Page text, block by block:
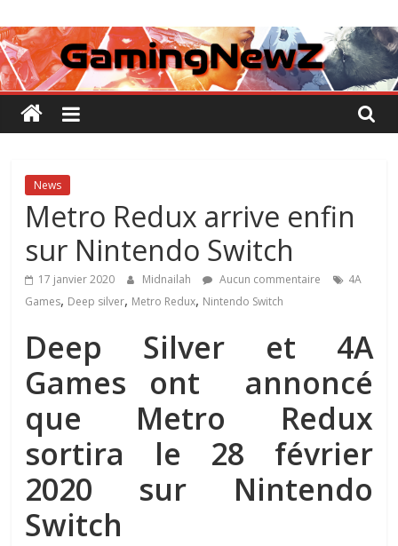
au
contenu
GamingNewZ
Tests
et
Actu
des
vidéo
News
Metro Redux arrive enfin
sur Nintendo Switch
17 janvier 2020 Midnailah Aucun commentaire
4A
Games, Deep silver, Metro Redux, Nintendo Switch
Deep Silver et 4A
Games ont annoncé
que Metro Redux
sortira le 28 février
2020 sur Nintendo
Switch